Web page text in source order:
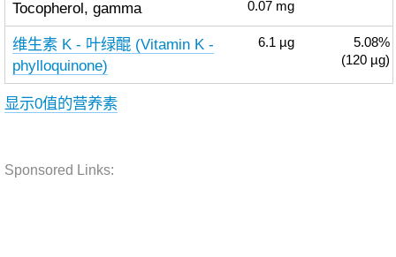
Tocopherol, gamma 0.07 mg
维生素 K - 叶绿醌 (Vitamin K -
phylloquinone)
6.1 µg
5.08%
(120 µg)
显示0值的营养素
Sponsored Links: